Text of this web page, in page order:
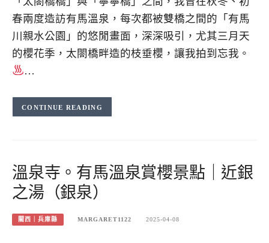
春兩度造訪有馬溫泉，每次都被雙橋之間的「有馬
川親水公園」的悠閒畫面，深深吸引，尤其三月天
的櫻花季，太閤橋畔造的枝垂櫻，讓我拍到忘我。
…
CONTINUE READING
溫泉寺。有馬溫泉賞櫻景點｜近銀
之湯（銀泉）
關西｜兵庫縣 MARGARET1122 2025-04-08